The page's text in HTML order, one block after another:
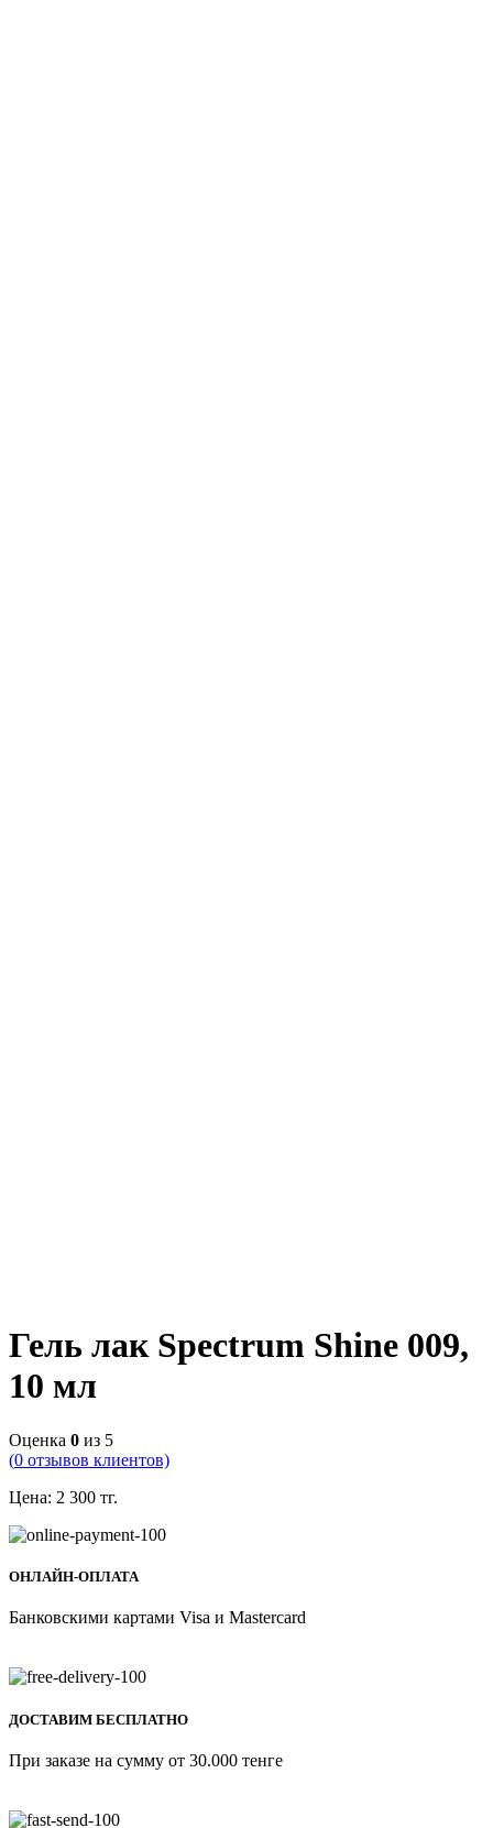
Гель лак Spectrum Shine 009,
10 мл
Оценка 0 из 5
(0 отзывов клиентов)
Цена: 2 300 тг.
ОНЛАЙН-ОПЛАТА
Банковскими картами Visa и Mastercard
ДОСТАВИМ БЕСПЛАТНО
При заказе на сумму от 30.000 тенге